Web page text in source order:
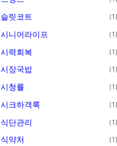
슬릿코트 1
시니어라이프 1
시력회복 1
시장국밥 1
시청률 1
시크하객룩 1
식단관리 1
식약처 1